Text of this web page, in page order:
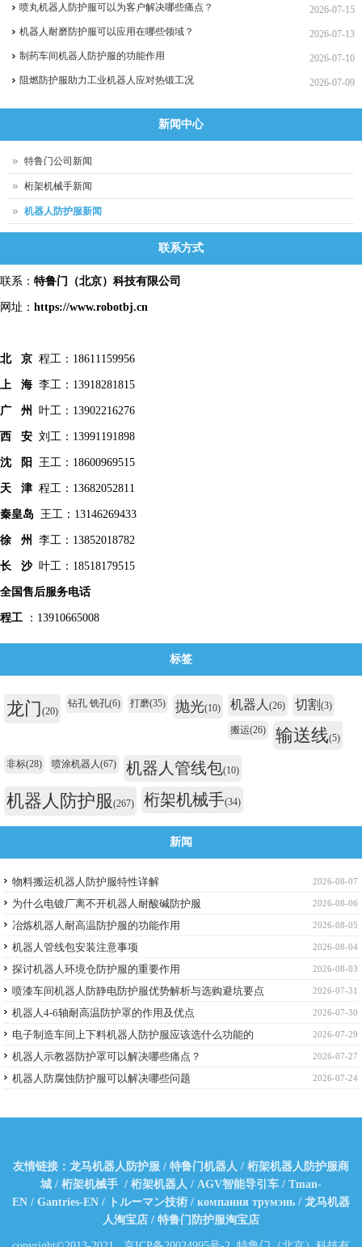
2026-07-15
喷丸机器人防护服可以为客户解决哪些痛点？
2026-07-13
机器人耐磨防护服可以应用在哪些领域？
2026-07-10
制药车间机器人防护服的功能作用
2026-07-09
阻燃防护服助力工业机器人应对热锻工况
新闻中心
特鲁门公司新闻
桁架机械手新闻
机器人防护服新闻
联系方式
联系： 特鲁门 （北京）科技有限公司
网址： https://www.robotbj.cn
北 京 程工：18611159956
上 海 李工：13918281815
广 州 叶工：13902216276
西 安 刘工：13991191898
沈 阳 王工：18600969515
天 津 程工：13682052811
秦皇岛 王工：13146269433
徐 州 李工：13852018782
长 沙叶工：18518179515
全国售后服务电话
程工 ：13910665008
标签
龙门(20)
钻孔 铣孔(6) 打磨(35) 抛光(10) 机器人 (26) 切割 (3)
搬运(26) 输送线(5)
非标(28) 喷涂机器人(67) 机器人管线包(10)
机器人防护服(267) 桁架机械手(34)
新闻
2026-08-07
物料搬运机器人防护服特性详解
2026-08-06
为什么电镀厂离不开机器人耐酸碱防护服
2026-08-05
冶炼机器人耐高温防护服的功能作用
2026-08-04
机器人管线包安装注意事项
2026-08-03
探讨机器人环境仓防护服的重要作用
2026-07-31
喷漆车间机器人防静电防护服优势解析与选购避坑要点
2026-07-30
机器人4-6轴耐高温防护罩的作用及优点
2026-07-29
电子制造车间上下料机器人防护服应该选什么功能的
2026-07-27
机器人示教器防护罩可以解决哪些痛点？
2026-07-24
机器人防腐蚀防护服可以解决哪些问题
友情链接： 龙马机器人防护服 / 特鲁门机器人 / 桁架机器人防护服商
城 / 桁架机械手 / 桁架机器人 / AGV智能导引车 / Tman-
EN / Gantries-EN / トルーマン技術 / компания трумэнь / 龙马机器
人淘宝店 / 特鲁门防护服淘宝店